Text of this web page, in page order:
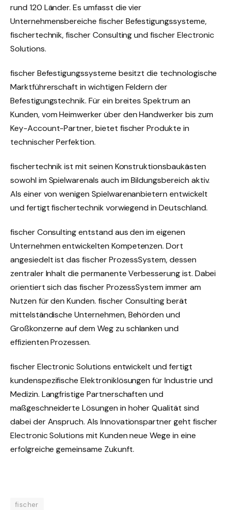
rund 120 Länder. Es umfasst die vier
Unternehmensbereiche fischer Befestigungssysteme,
fischertechnik, fischer Consulting und fischer Electronic
Solutions.
fischer Befestigungssysteme besitzt die technologische
Marktführerschaft in wichtigen Feldern der
Befestigungstechnik. Für ein breites Spektrum an
Kunden, vom Heimwerker über den Handwerker bis zum
Key-Account-Partner, bietet fischer Produkte in
technischer Perfektion.
fischertechnik ist mit seinen Konstruktionsbaukästen
sowohl im Spielwarenals auch im Bildungsbereich aktiv.
Als einer von wenigen Spielwarenanbietern entwickelt
und fertigt fischertechnik vorwiegend in Deutschland.
fischer Consulting entstand aus den im eigenen
Unternehmen entwickelten Kompetenzen. Dort
angesiedelt ist das fischer ProzessSystem, dessen
zentraler Inhalt die permanente Verbesserung ist. Dabei
orientiert sich das fischer ProzessSystem immer am
Nutzen für den Kunden. fischer Consulting berät
mittelständische Unternehmen, Behörden und
Großkonzerne auf dem Weg zu schlanken und
effizienten Prozessen.
fischer Electronic Solutions entwickelt und fertigt
kundenspezifische Elektroniklösungen für Industrie und
Medizin. Langfristige Partnerschaften und
maßgeschneiderte Lösungen in hoher Qualität sind
dabei der Anspruch. Als Innovationspartner geht fischer
Electronic Solutions mit Kunden neue Wege in eine
erfolgreiche gemeinsame Zukunft.
fischer